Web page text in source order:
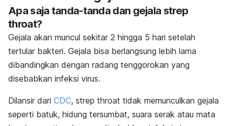
Apa saja tanda-tanda dan gejala strep
throat?
Gejala akan muncul sekitar 2 hingga 5 hari setelah
tertular bakteri. Gejala bisa berlangsung lebih lama
dibandingkan dengan radang tenggorokan yang
disebabkan infeksi virus.
Dilansir dari CDC, strep throat tidak memunculkan gejala
seperti batuk, hidung tersumbat, suara serak atau mata